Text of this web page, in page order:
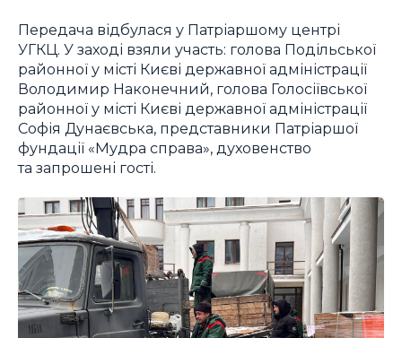
Передача відбулася у Патріаршому центрі
УГКЦ. У заході взяли участь: голова Подільської
районної у місті Києві державної адміністрації
Володимир Наконечний, голова Голосіївської
районної у місті Києві державної адміністрації
Софія Дунаєвська, представники Патріаршої
фундації «Мудра справа», духовенство
та запрошені гості.